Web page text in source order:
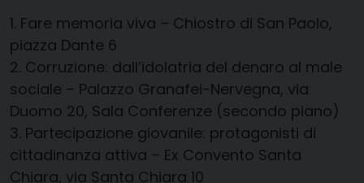
1. Fare memoria viva – Chiostro di San Paolo,
piazza Dante 6
2. Corruzione: dall’idolatria del denaro al male
sociale – Palazzo Granafei-Nervegna, via
Duomo 20, Sala Conferenze (secondo piano)
3. Partecipazione giovanile: protagonisti di
cittadinanza attiva – Ex Convento Santa
Chiara, via Santa Chiara 10